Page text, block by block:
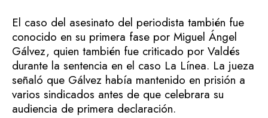
El caso del asesinato del periodista también fue
conocido en su primera fase por Miguel Ángel
Gálvez, quien también fue criticado por Valdés
durante la sentencia en el caso La Línea. La jueza
señaló que Gálvez había mantenido en prisión a
varios sindicados antes de que celebrara su
audiencia de primera declaración.